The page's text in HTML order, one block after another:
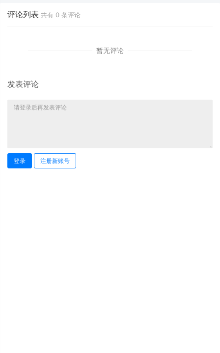
评论列表 共有 0 条评论
暂无评论
发表评论
登录 注册新账号